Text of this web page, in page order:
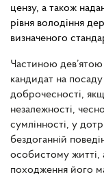
цензу, а також
рівня володіння
визначеного
Частиною
кандидат на
доброчесності,
незалежності,
сумлінності, у
бездоганній
особистому житті,
походження його